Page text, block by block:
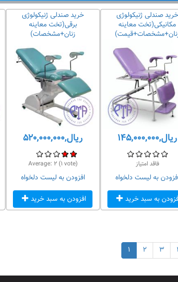
خرید صندلی ژنیکولوژی
برقی(تخت معاینه
زنان+مشخصات)
ریال,۵۲۰,۰۰۰,۰۰۰
Average: ۲(۱ vote)
افزودن به لیست دلخواه
افزودن به سبد خرید
خرید صندلی ژنیکولوژی
مکانیکی(تخت معاینه
ریال,۱۴۵,۰۰۰,۰۰۰
فاقد امتیاز
به لیست دلخواه
به سبد خرید
۱ ۲ ۳